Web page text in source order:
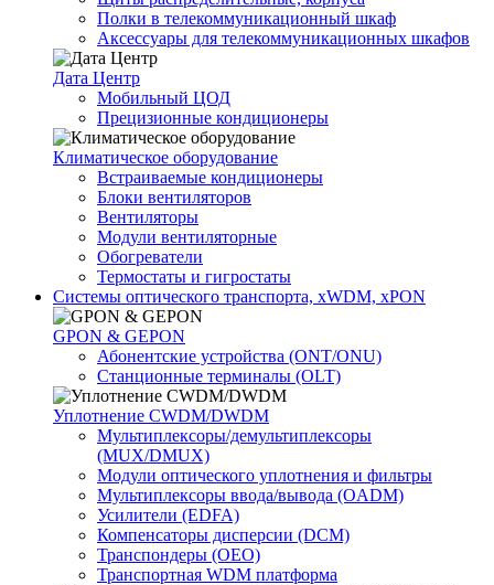
Полки в телекоммуникационный шкаф
Аксессуары для телекоммуникационных шкафов
Дата Центр
Мобильный ЦОД
Прецизионные кондиционеры
Климатичeское оборудование
Встраиваемые кондиционеры
Блоки вентиляторов
Вентиляторы
Модули вентиляторные
Обогреватели
Термостаты и гигростаты
Системы оптического транспорта, xWDM, xPON
GPON & GEPON
Абонентские устройства (ONT/ONU)
Станционные терминалы (OLT)
Уплотнение CWDM/DWDM
Мультиплексоры/демультиплексоры
(MUX/DMUX)
Модули оптического уплотнения и фильтры
Мультиплексоры ввода/вывода (OADM)
Усилители (EDFA)
Компенсаторы дисперсии (DCM)
Транспондеры (OEO)
Транспортная WDM платформа